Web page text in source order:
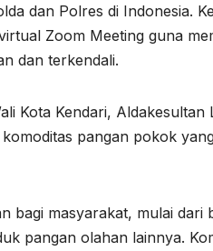
dan Polres di Indonesia.
Zoom Meeting guna
dan terkendali.
Kota Kendari,
pangan pokok
bagi masyarakat, mulai
pangan olahan lainnya.